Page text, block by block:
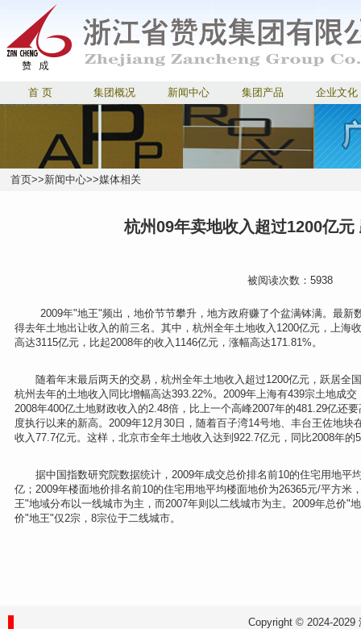
首 页 集团概况 新闻中心 集团产品 企业文化
首页>>新闻中心>>媒体相关
杭州09年卖地收入超过1200亿元
被阅读次数：5938
2009年"地王"频出，地价节节攀升，地方政府赚了个盆满钵满。最新
得去年土地出让收入的前三名。其中，杭州全年土地收入1200亿元，上海
高达3115亿元，比起2008年的收入1146亿元，涨幅高达171.81%。
随着年末最后两天的交易，杭州全年土地收入超过1200亿元，跃居全
杭州去年的土地收入同比增幅高达393.22%。2009年上海有439宗土地成
2008年400亿土地财政收入的2.48倍，比上一个高峰2007年的481.29亿还
度执行以来的新高。2009年12月30日，随着百子湾14号地、丰台王佐地
收入77.7亿元。这样，北京市全年土地收入达到922.7亿元，同比2008年的
据中国指数研究院数据统计，2009年成交总价排名前10的住宅用地平
亿；2009年楼面地价排名前10的住宅用地平均楼面地价为26365元/平方米
王"地域分布以一线城市为主，而2007年则以二线城市为主。2009年总价"
价"地王"仅2宗，8宗位于二线城市。
Copyright © 2024-2029